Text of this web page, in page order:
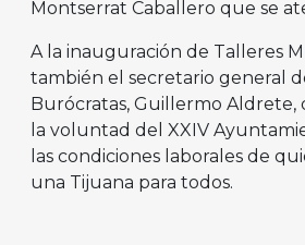
Montserrat Caballero que se
A la inauguración de Talleres
también el secretario general
Burócratas, Guillermo Aldrete,
la voluntad del XXIV
las condiciones laborales de
una Tijuana para todos.